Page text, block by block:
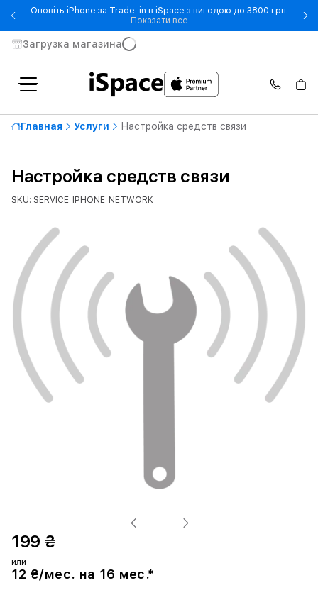
Оновіть iPhone за Trade-in в iSpace з вигодою до 3800 грн.
Показати все- Оновіть iPhone за Trade-in
Загрузка магазина
Главная Услуги Настройка средств связи
Настройка средств связи
SKU: SERVICE_IPHONE_NETWORK
199 ₴
или
12 ₴/мес. на 16 мес.*